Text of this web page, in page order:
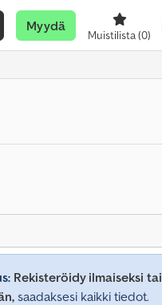
Myydä
Muistilista(0)
Rekisteröidy ilmaiseksi tai
saadaksesi kaikki tiedot.